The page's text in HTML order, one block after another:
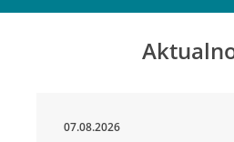
07.08.2026